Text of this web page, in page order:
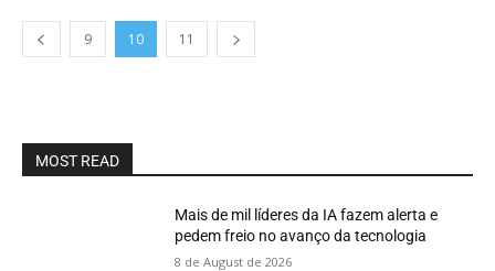
9 10 11
MOST READ
Mais de mil líderes da IA fazem alerta e
pedem freio no avanço da tecnologia
8 de August de 2026